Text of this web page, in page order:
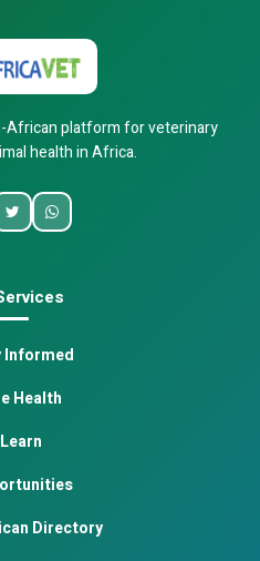
African platform for veterinary
health in Africa.
Informed
Health
Learn
Directory